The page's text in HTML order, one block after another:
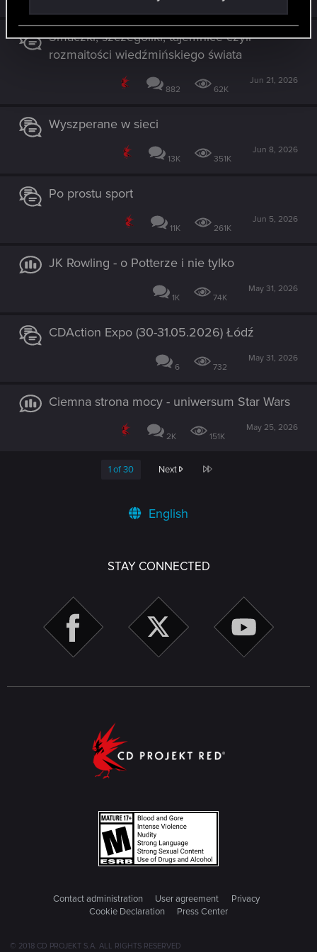
12K 471K
Smaczki, szczególiki, tajemnice czyli
rozmaitości wiedźmińskiego świata
882 62K
Jun 21, 2026
Wyszperane w sieci
13K 351K
Jun 8, 2026
Po prostu sport
11K 261K
Jun 5, 2026
JK Rowling - o Potterze i nie tylko
1K 74K
May 31, 2026
CDAction Expo (30-31.05.2026) Łódź
6 732
May 31, 2026
Ciemna strona mocy - uniwersum Star Wars
2K 151K
May 25, 2026
1 of 30 Next Last
English
STAY CONNECTED
Contact administration User agreement
Privacy
Cookie Declaration
Press Center
© 2018 CD PROJEKT S.A. ALL RIGHTS RESERVED